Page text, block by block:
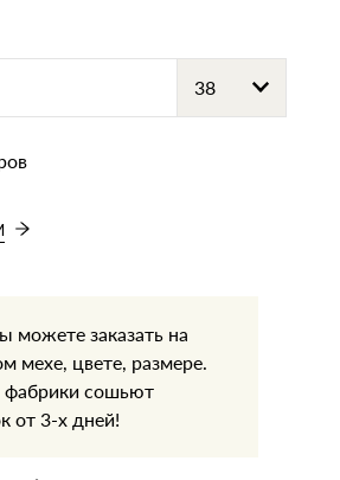
можете заказать на
мехе, цвете, размере.
сошьют
от 3-х дней!